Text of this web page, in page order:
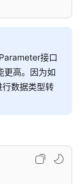
1
, NativeError,
接口
更高。因为如
数据类型转